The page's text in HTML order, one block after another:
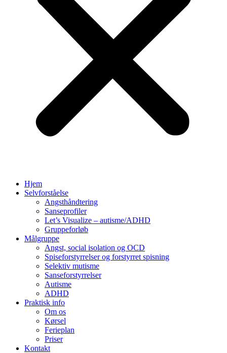
Hjem
Selvforståelse
Angsthåndtering
Sanseprofiler
Let’s Visualize – autisme/ADHD
Gruppeforløb
Målgruppe
Angst, social isolation og OCD
Spiseforstyrrelser og forstyrret spisning
Selektiv mutisme
Sanseforstyrrelser
Autisme
ADHD
Praktisk info
Om os
Kørsel
Ferieplan
Priser
Kontakt